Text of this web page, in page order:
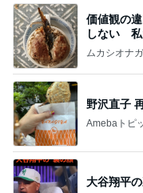
価値観の
しない 私
補
ムカシオナ
ガザル
野沢直子
Amebaトピ
大谷翔平